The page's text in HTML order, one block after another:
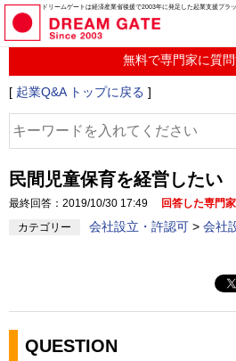
ドリームゲートは経済産業省後援で2003年に発足した起業支援プラ
起業に関するみんなの質問投稿サービス
起業Q&A
無料で専門家に質
[ 起業Q&A トップに戻る ]
民間児童保育を経営したい
最終回答：2019/10/30 17:49
回答した専門
カテゴリー
会社設立・許認可 > 会社
QUESTION